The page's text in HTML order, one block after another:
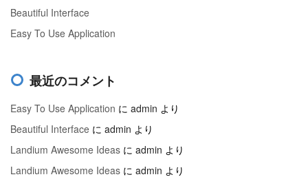
Beautiful Interface
Easy To Use Application
最近のコメント
Easy To Use Application に admin より
Beautiful Interface に admin より
Landium Awesome Ideas に admin より
Landium Awesome Ideas に admin より